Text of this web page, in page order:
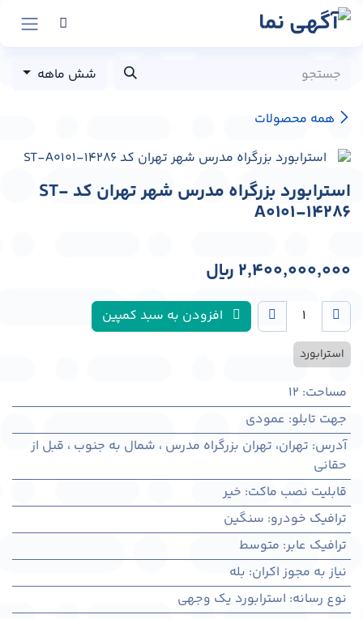
پرش به محتوا
همه محصولات
شش ماهه
استرابورد بزرگراه مدرس شهر تهران کد ST-
A0101-14286
2,400,000,000 ﷼
افزودن به سبد کمپین
استرابورد
مساحت:
12
جهت تابلو: عمودی
آدرس: تهران، تهران بزرگراه مدرس ، شمال به جنوب ، قبل از
حقانی
قابلیت نصب ماکت: خیر
ترافیک خودرو: سنگین
ترافیک عابر: متوسط
نیاز به مجوز اکران: بله
نوع رسانه: استرابورد یک وجهی